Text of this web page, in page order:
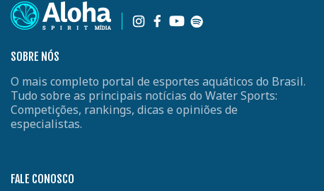
SOBRE NÓS
O mais completo portal de esportes aquáticos do Brasil.
Tudo sobre as principais notícias do Water Sports:
Competições, rankings, dicas e opiniões de
especialistas.
FALE CONOSCO